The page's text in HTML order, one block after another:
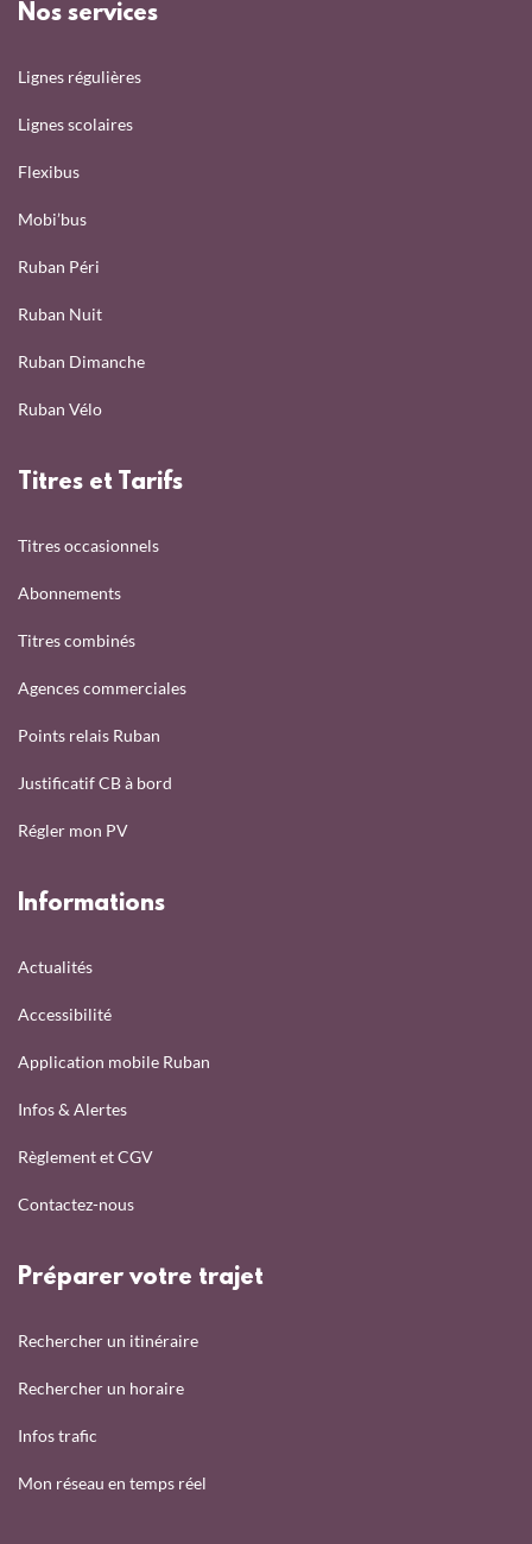
Nos services
Lignes régulières
Lignes scolaires
Flexibus
Mobi’bus
Ruban Péri
Ruban Nuit
Ruban Dimanche
Ruban Vélo
Titres et Tarifs
Titres occasionnels
Abonnements
Titres combinés
Agences commerciales
Points relais Ruban
Justificatif CB à bord
Régler mon PV
Informations
Actualités
Accessibilité
Application mobile Ruban
Infos & Alertes
Règlement et CGV
Contactez-nous
Préparer votre trajet
Rechercher un itinéraire
Rechercher un horaire
Infos trafic
Mon réseau en temps réel